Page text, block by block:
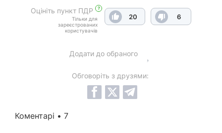
Оцініть пункт ПДР ?
Тільки для
зареєстрованих
користувачів
20 6
Додати до обраного
Обговоріть з друзями:
Коментарі • 7